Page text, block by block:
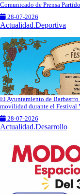
Comunicado de Prensa
28-07-2026
Actualidad.Deportiva
El Ayuntamiento de
movilidad durante el Festival
28-07-2026
Actualidad.Desarrollo